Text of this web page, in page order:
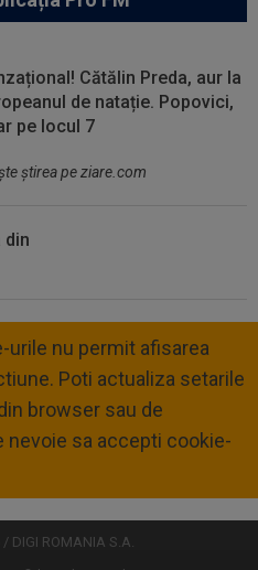
Cătălin Preda, aur la
de natație. Popovici,
pe locul 7
ştirea pe ziare.com
din
urile nu permit afisarea
Poti actualiza setarile
browser sau de
nevoie sa accepti cookie-
ROMANIA S.A.